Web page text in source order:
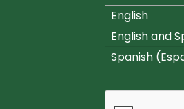
English
English and
(Español)
Spanish